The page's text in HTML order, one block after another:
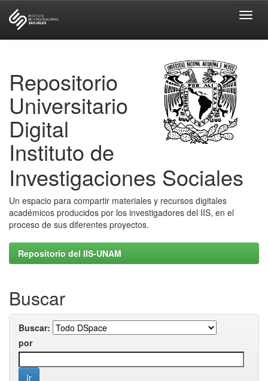
Repositorio
Universitario
Digital
Instituto de
Investigaciones Sociales
Un espacio para compartir materiales y recursos digitales
académicos producidos por los investigadores del IIS, en el
proceso de sus diferentes proyectos.
Repositorio del IIS-UNAM
Buscar
Buscar:
por